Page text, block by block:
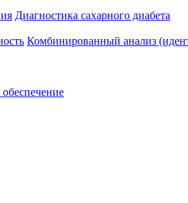
Диагностика сахарного диабета
Комбинированный анализ